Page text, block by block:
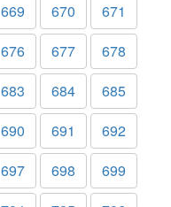
669 670
671
676 677
678
683 684
685
690 691
692
697 698
699